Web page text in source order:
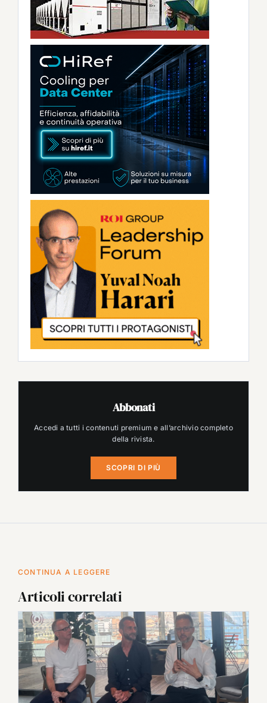
Abbonati
Accedi a tutti i contenuti premium e all’archivio completo
della rivista.
SCOPRI DI PIÙ
CONTINUA A LEGGERE
Articoli correlati